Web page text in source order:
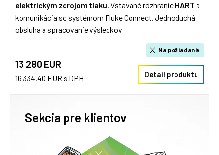
elektrickým zdrojom tlaku. Vstavané rozhranie HART a
komunikácia so systémom Fluke Connect. Jednoduchá
obsluha a spracovanie výsledkov
13 280 EUR
16 334,40 EUR s DPH
Na požiadanie
Detail produktu
Sekcia pre klientov